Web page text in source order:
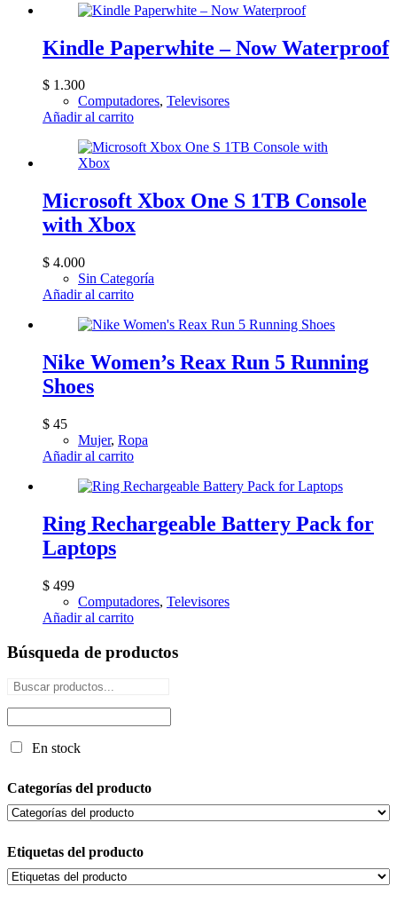
Kindle Paperwhite – Now Waterproof
$ 1.300
Computadores, Televisores
Añadir al carrito
Microsoft Xbox One S 1TB Console
with Xbox
$ 4.000
Sin Categoría
Añadir al carrito
Nike Women’s Reax Run 5 Running
Shoes
$ 45
Mujer, Ropa
Añadir al carrito
Ring Rechargeable Battery Pack for
Laptops
$ 499
Computadores, Televisores
Añadir al carrito
Búsqueda de productos
En stock
Categorías del producto
Etiquetas del producto